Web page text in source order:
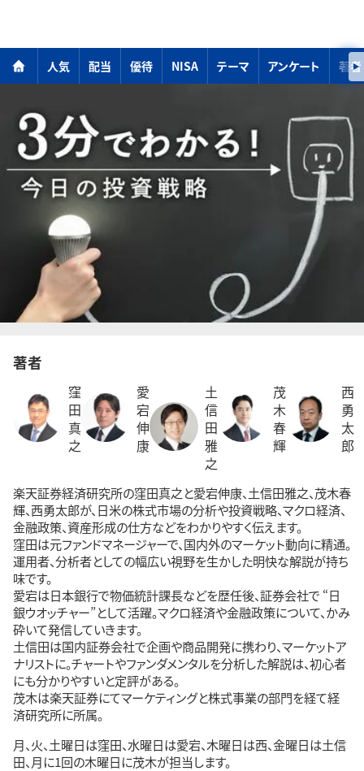
人気 配当 優待 NISA テーマ アンケート 著者
著者
窪
田
真
之
愛
宕
伸
康
土
信
田
雅
之
茂
木
春
輝
西
勇
太
郎
楽天証券経済研究所の窪田真之と愛宕伸康、土信田雅之、茂木春
輝、西勇太郎が、日米の株式市場の分析や投資戦略、マクロ経済、
金融政策、資産形成の仕方などをわかりやすく伝えます。
窪田は元ファンドマネージャーで、国内外のマーケット動向に精通。
運用者、分析者としての幅広い視野を生かした明快な解説が持ち
味です。
愛宕は日本銀行で物価統計課長などを歴任後、証券会社で “日
銀ウオッチャー”として活躍。マクロ経済や金融政策について、かみ
砕いて発信していきます。
土信田は国内証券会社で企画や商品開発に携わり、マーケットア
ナリストに。チャートやファンダメンタルを分析した解説は、初心者
にも分かりやすいと定評がある。
茂木は楽天証券にてマーケティングと株式事業の部門を経て経
済研究所に所属。
月、火、土曜日は窪田、水曜日は愛宕、木曜日は西、金曜日は土信
田、月に1回の木曜日に茂木が担当します。